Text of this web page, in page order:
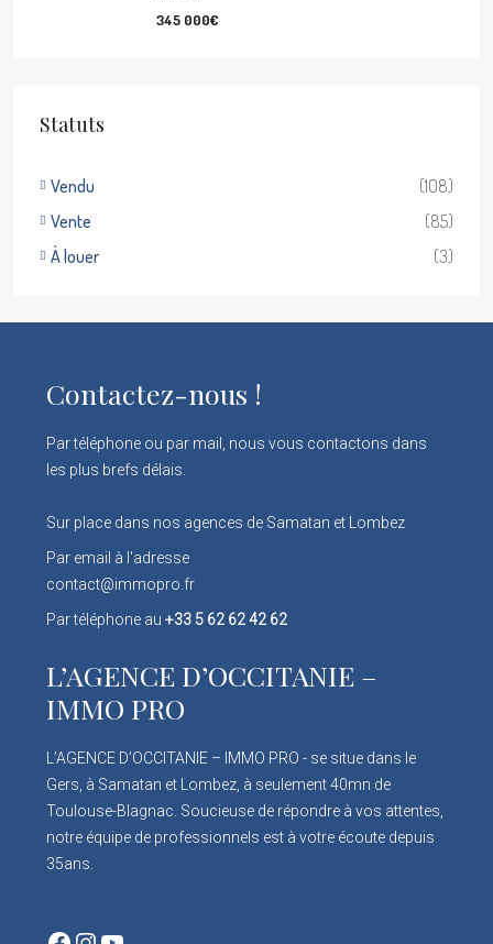
345 000€
Statuts
Vendu
(108)
Vente
(85)
À louer
(3)
Contactez-nous !
Par téléphone ou par mail, nous vous contactons dans
les plus brefs délais.
Sur place dans nos agences de Samatan et Lombez
Par email à l'adresse
contact@immopro.fr
Par téléphone au +33 5 62 62 42 62
L’AGENCE D’OCCITANIE –
IMMO PRO
L’AGENCE D’OCCITANIE – IMMO PRO - se situe dans le
Gers, à Samatan et Lombez, à seulement 40mn de
Toulouse-Blagnac. Soucieuse de répondre à vos attentes,
notre équipe de professionnels est à votre écoute depuis
35ans.